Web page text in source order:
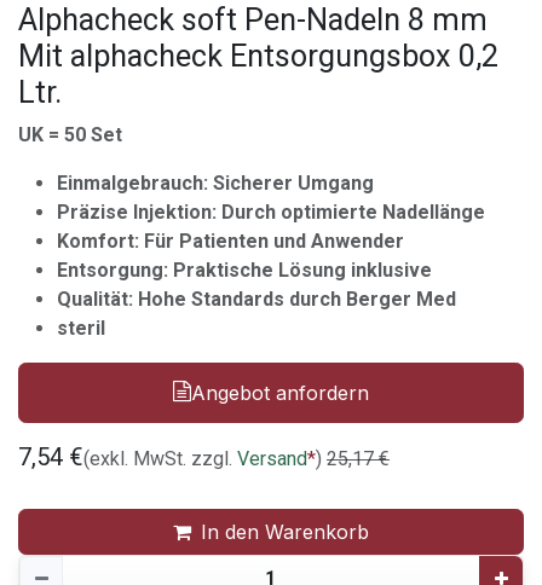
Alphacheck soft Pen-Nadeln 8 mm
Mit alphacheck Entsorgungsbox 0,2
Ltr.
UK = 50 Set
Einmalgebrauch: Sicherer Umgang
Präzise Injektion: Durch optimierte Nadellänge
Komfort: Für Patienten und Anwender
Entsorgung: Praktische Lösung inklusive
Qualität: Hohe Standards durch Berger Med
steril
Angebot anfordern
7,54 €(exkl. MwSt. zzgl. Versand*) 25,17€
In den Warenkorb